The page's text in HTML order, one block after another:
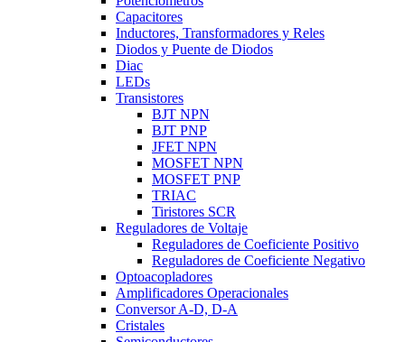
Capacitores
Inductores, Transformadores y Reles
Diodos y Puente de Diodos
Diac
LEDs
Transistores
BJT NPN
BJT PNP
JFET NPN
MOSFET NPN
MOSFET PNP
TRIAC
Tiristores SCR
Reguladores de Voltaje
Reguladores de Coeficiente Positivo
Reguladores de Coeficiente Negativo
Optoacopladores
Amplificadores Operacionales
Conversor A-D, D-A
Cristales